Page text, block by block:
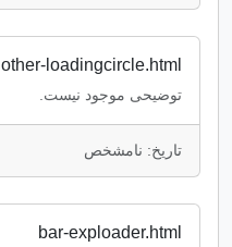
other-loadingcircle.html
توضیحی موجود نیست.
تاریخ: نامشخص
bar-exploader.html